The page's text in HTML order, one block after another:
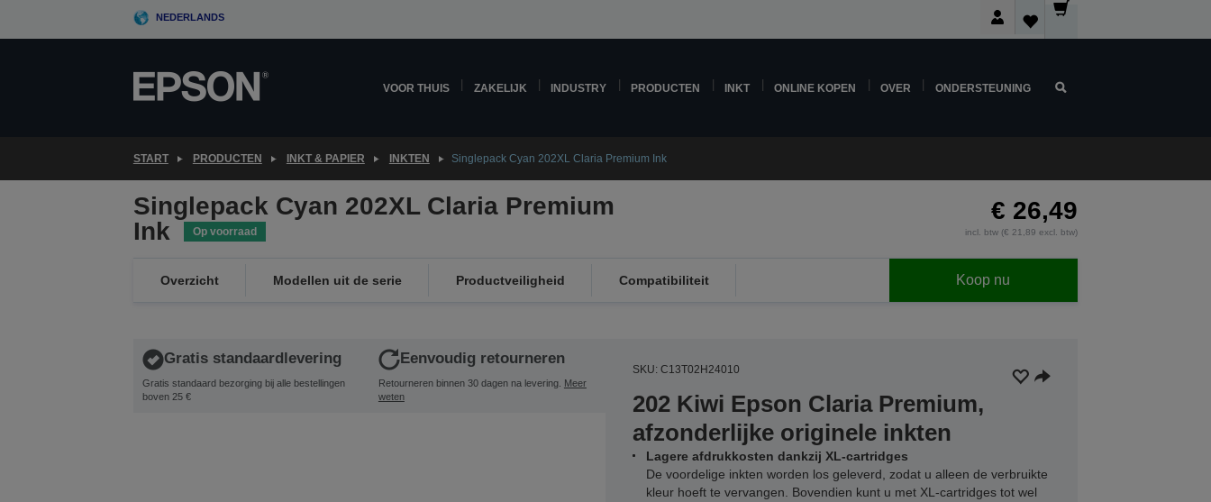
NEDERLANDS
VOOR THUIS ZAKELIJK INDUSTRY PRODUCTEN INKT ONLINE KOPEN OVER ONDERSTEUNING
START PRODUCTEN INKT & PAPIER INKTEN Singlepack Cyan 202XL Claria Premium Ink
Singlepack Cyan 202XL Claria Premium
Ink
Op voorraad
€ 26,49
incl. btw (€ 21,89 excl. btw)
Overzicht Modellen uit de serie Productveiligheid Compatibiliteit Koop nu
Gratis standaardlevering
Gratis standaard bezorging bij alle bestellingen
boven 25 €
Eenvoudig retourneren
Retourneren binnen 30 dagen na levering. Meer
weten
SKU: C13T02H24010
202 Kiwi Epson Claria Premium,
afzonderlijke originele inkten
Lagere afdrukkosten dankzij XL-cartridges
De voordelige inkten worden los geleverd, zodat u alleen de verbruikte
kleur hoeft te vervangen. Bovendien kunt u met XL-cartridges tot wel